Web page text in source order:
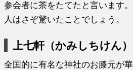
参会者に茶をたてたと言います
人はさぞ驚いたことでしょう。
上七軒（かみしちけん）
全国的に有名な神社のお膝元が